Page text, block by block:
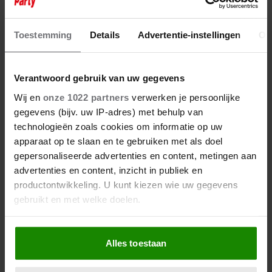
Toestemming Details Advertentie-instellingen
Verantwoord gebruik van uw gegevens
Wij en onze 1022 partners verwerken je persoonlijke
gegevens (bijv. uw IP-adres) met behulp van
technologieën zoals cookies om informatie op uw
apparaat op te slaan en te gebruiken met als doel
gepersonaliseerde advertenties en content, metingen aan
advertenties en content, inzicht in publiek en
productontwikkeling. U kunt kiezen wie uw gegevens
gebruikt en met welke doelen.
Als u het toestaat, willen we ook graag:
Informatie verzamelen over uw geografische
locatie, die tot een paar meter nauwkeurig kan zijn
Alles toestaan
ACTRICE SARAH CHRONIS
ZWANGER VAN TWEEDE KINDJE